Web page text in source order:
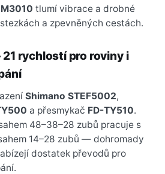
tlumí vibrace a drobné
a zpevněných cestách.
rychlostí pro roviny i
Shimano STEF5002,
a přesmykač FD-TY510.
48–38–28 zubů pracuje s
14–28 zubů — dohromady
dostatek převodů pro